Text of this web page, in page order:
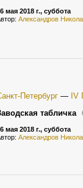
мая 2018 г., суббота
Александров
Петербург — IV
табличка
мая 2018 г., суббота
Александров